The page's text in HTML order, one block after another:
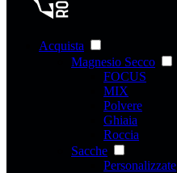
Acquista
Magnesio Secco
FOCUS
MIX
Polvere
Ghiaia
Roccia
Sacche
Personalizzate